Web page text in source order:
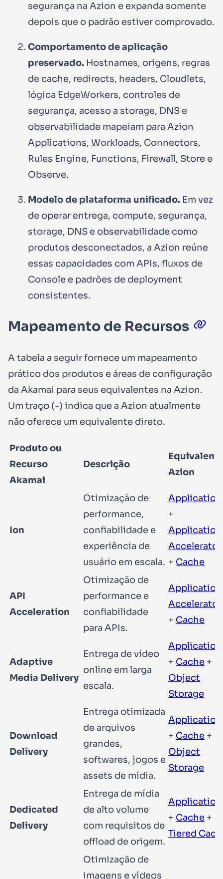
segurança na Azion e expanda somente
depois que o padrão estiver comprovado.
Comportamento de aplicação
preservado. Hostnames, origens, regras
de cache, redirects, headers, Cloudlets,
lógica EdgeWorkers, controles de
segurança, acesso a storage, DNS e
observabilidade mapeiam para Azion
Applications, Workloads, Connectors,
Rules Engine, Functions, Firewall, Store e
Observe.
Modelo de plataforma unificado. Em vez
de operar entrega, compute, segurança,
storage, DNS e observabilidade como
produtos desconectados, a Azion reúne
essas capacidades com APIs, fluxos de
Console e padrões de deployment
consistentes.
Mapeamento de Recursos
A tabela a seguir fornece um mapeamento
prático dos produtos e áreas de configuração
da Akamai para seus equivalentes na Azion.
Um traço (-) indica que a Azion atualmente
não oferece um equivalente direto.
Produto ou
Recurso
Akamai
Descrição
Azion
Ion
Otimização de
performance,
confiabilidade e
experiência de
usuário em escala.
+
Application
Accelerator
+ Cache
API
Acceleration
Otimização de
performance e
confiabilidade
para APIs.
Application
Accelerator
+ Cache
Adaptive
Media Delivery
Entrega de vídeo
online em larga
escala.
+ Cache +
Object
Storage
Download
Delivery
Entrega otimizada
de arquivos
grandes,
softwares, jogos e
assets de mídia.
+ Cache +
Object
Storage
Dedicated
Delivery
Entrega de mídia
de alto volume
com requisitos de
offload de origem.
+ Cache +
Tiered
Otimização de
imagens e vídeos